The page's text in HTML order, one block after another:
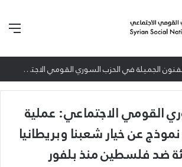
عمدة الثقافة والفنون الجميلة في الحزب السوري القومي الاجتماعي تعلن نتائج الدورة الخامسة من جائزة أنطون سعاده الأدبية
القومي الاجتماعي: عملية
عن خيار شعبنا وبريطانيا
ضد فلسطين منذ بلفور